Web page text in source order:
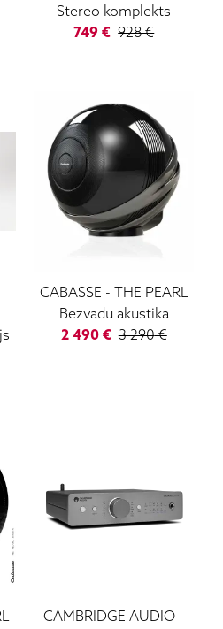
Stereo komplekts
749 € 928€
CABASSE - THE PEARL
Bezvadu akustika
2 490€ 3 290€
CAMBRIDGE AUDIO -